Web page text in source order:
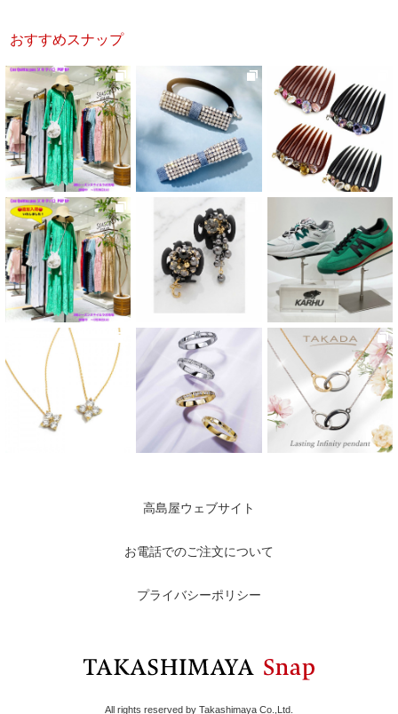
おすすめスナップ
高島屋ウェブサイト
お電話でのご注文について
プライバシーポリシー
All rights reserved by Takashimaya Co.,Ltd.